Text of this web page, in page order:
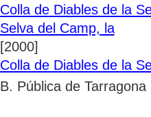
Colla de Diables de la
Selva del Camp, la
[2000]
Colla de Diables de la
B. Pública de Tarragona